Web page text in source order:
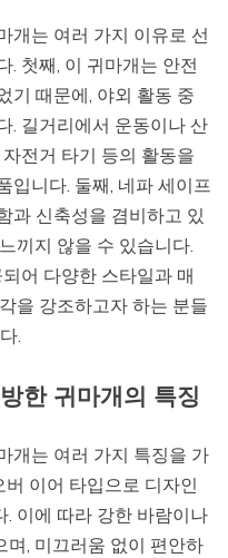
개는 여러 가지 이유로 선
. 첫째, 이 귀마개는 안전
기 때문에, 야외 활동 중
. 길거리에서 운동이나 산
전거 타기 등의 활동을
입니다. 둘째, 네파 세이프
과 신축성을 겸비하고 있
끼지 않을 수 있습니다.
어 다양한 스타일과 매
을 강조하고자 하는 분들
.
한 귀마개의 특징
개는 여러 가지 특징을 가
이어 타입으로 디자인
이에 따라 강한 바람이나
며, 미끄러움 없이 편안하